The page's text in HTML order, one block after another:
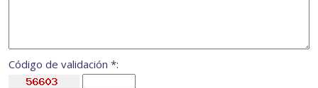
Código de validación *: